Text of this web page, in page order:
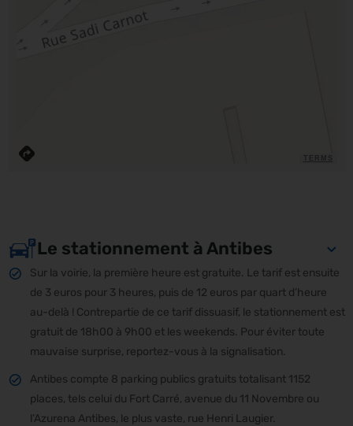
Le stationnement à Antibes
Sur la voirie, la première heure est gratuite. Le tarif est ensuite
de 3 euros pour 3 heures, puis de 12 euros par quart d’heure
au-delà ! Contrepartie de ce tarif dissuasif, le stationnement est
gratuit de 18h00 à 9h00 et les weekends. Pour éviter toute
mauvaise surprise, reportez-vous à la signalisation.
Antibes compte 8 parking publics gratuits totalisant 1152
places, tels celui du Fort Carré, avenue du 11 Novembre ou
l’Azurena Antibes, le plus vaste, rue Henri Laugier.